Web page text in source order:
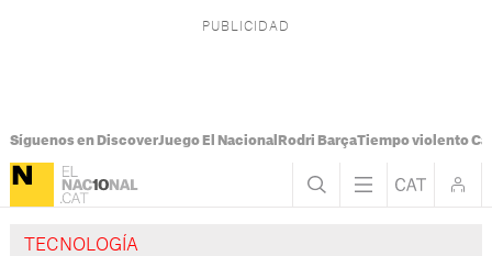
Síguenos en DiscoverJuego El Nacional Rodri BarçaTiempo violento
TECNOLOGÍA